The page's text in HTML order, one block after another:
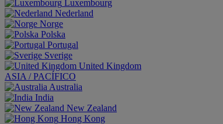
Luxembourg
Nederland
Norge
Polska
Portugal
Sverige
United Kingdom
ASIA / PACÍFICO
Australia
India
New Zealand
Hong Kong